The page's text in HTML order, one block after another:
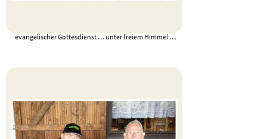
evangelischer Gottesdienst … unter freiem Himmel …